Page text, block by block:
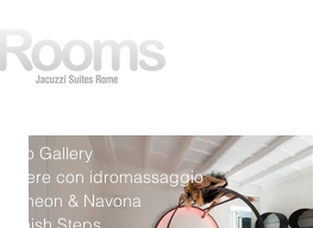
Photo Gallery
Camere con idromassaggio
Pantheon & Navona